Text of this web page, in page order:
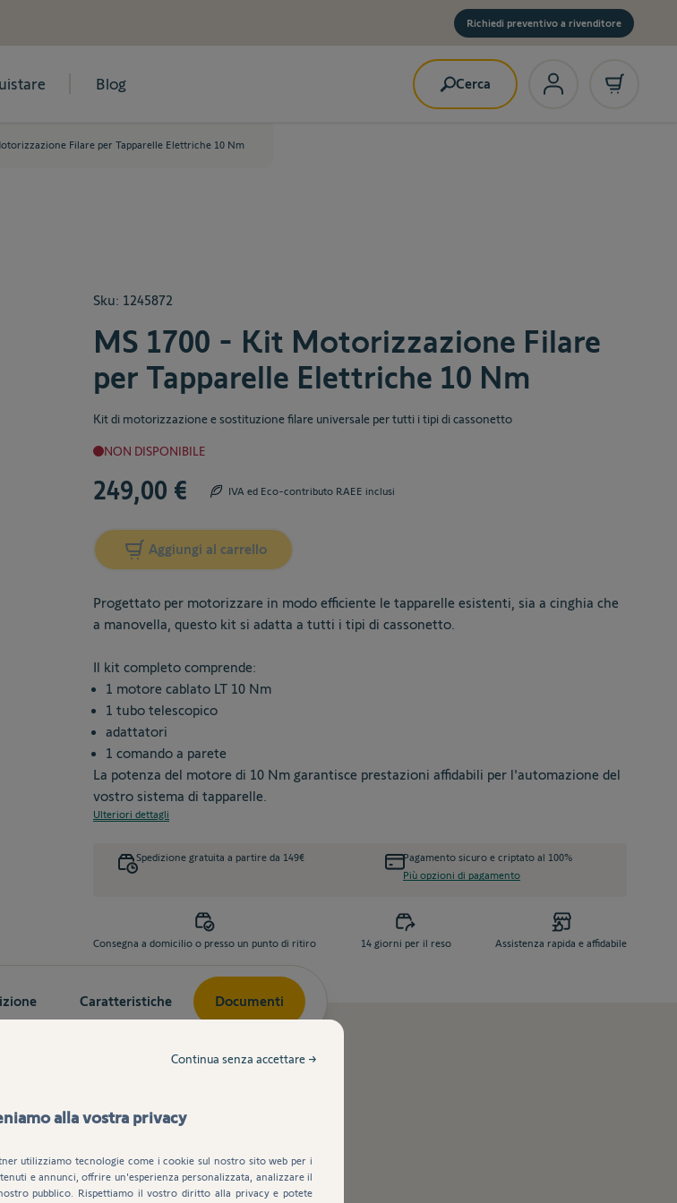
Richiedi preventivo a rivenditore
Blog Cerca
Filare per Tapparelle Elettriche 10 Nm
Sku: 1245872
MS 1700 - Kit Motorizzazione Filare
per Tapparelle Elettriche 10 Nm
Kit di motorizzazione e sostituzione filare universale per tutti i tipi di cassonetto
NON DISPONIBILE
249,00 € IVA ed Eco-contributo RAEE inclusi
Aggiungi al carrello
Progettato per motorizzare in modo efficiente le tapparelle esistenti, sia a cinghia che
a manovella, questo kit si adatta a tutti i tipi di cassonetto.
Il kit completo comprende:
1 motore cablato LT 10 Nm
1 tubo telescopico
adattatori
1 comando a parete
La potenza del motore di 10 Nm garantisce prestazioni affidabili per l'automazione del
vostro sistema di tapparelle.
Ulteriori dettagli
Spedizione gratuita a partire da 149€
Pagamento sicuro e criptato al 100%
Più opzioni di pagamento
Consegna a domicilio o presso un punto di ritiro 14 giorni per il reso Assistenza rapida e affidabile
Caratteristiche Documenti
alla vostra privacy
utilizziamo tecnologie come i cookie sul nostro sito web per i
e annunci, offrire un'esperienza personalizzata, analizzare il
pubblico. Rispettiamo il vostro diritto alla privacy e potete
Continua senza accettare →